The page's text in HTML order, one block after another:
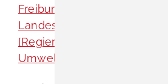
Freiburg]
Landesbergdirektion,
[Regierungspräsidium
Umweltrecht [Landratsamt